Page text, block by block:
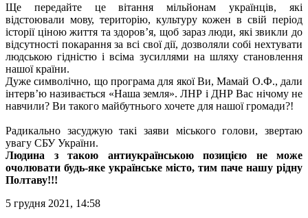
Ще передайте це вітання мільйонам українців, які
відстоювали мову, територію, культуру кожен в свій період
історії ціною життя та здоров’я, щоб зараз люди, які звикли до
відсутності покарання за всі свої дії, дозволяли собі нехтувати
людською гідністю і всіма зусиллями на шляху становлення
нашої країни.
Дуже символічно, що програма для якої Ви, Мамай О.Ф., дали
інтерв’ю називається «Наша земля». ЛНР і ДНР Вас нічому не
навчили? Ви такого майбутнього хочете для нашої громади?!
Радикально засуджую такі заяви міського голови, звертаю
увагу СБУ України.
Людина з такою антиукраїнською позицією не може
очолювати будь-яке українське місто, тим паче нашу рідну
Полтаву!!!
5 грудня 2021, 14:58